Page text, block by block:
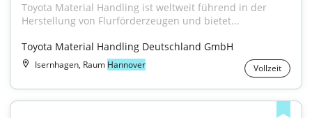
Toyota Material Handling ist weltweit führend in der
Herstellung von Flurförderzeugen und bietet...
Toyota Material Handling Deutschland GmbH
Isernhagen, Raum Hannover Vollzeit